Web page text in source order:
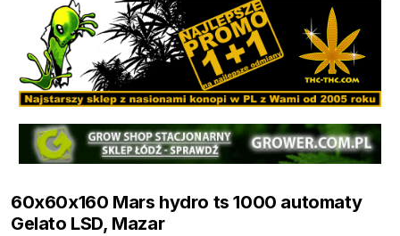
60x60x160 Mars hydro ts 1000 automaty
Gelato LSD, Mazar